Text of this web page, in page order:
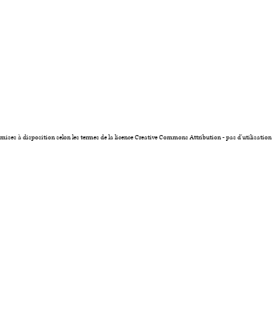
à disposition selon les termes de la licence Creative Commons Attribution - pas d'utilisation